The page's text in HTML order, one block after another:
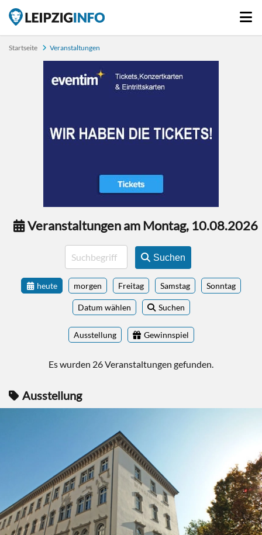
Startseite Veranstaltungen
Veranstaltungen am Montag, 10.08.2026
Suchen
heute morgen Freitag Samstag Sonntag
Datum wählen Suchen
Ausstellung Gewinnspiel
Es wurden 26 Veranstaltungen gefunden.
Ausstellung